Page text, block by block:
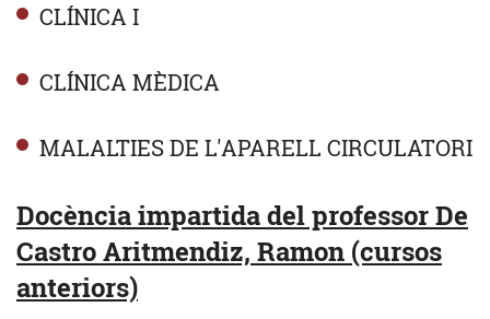
CLÍNICA I
CLÍNICA MÈDICA
MALALTIES DE L'APARELL CIRCULATORI
Docència impartida del professor De
Castro Aritmendiz, Ramon (cursos
anteriors)